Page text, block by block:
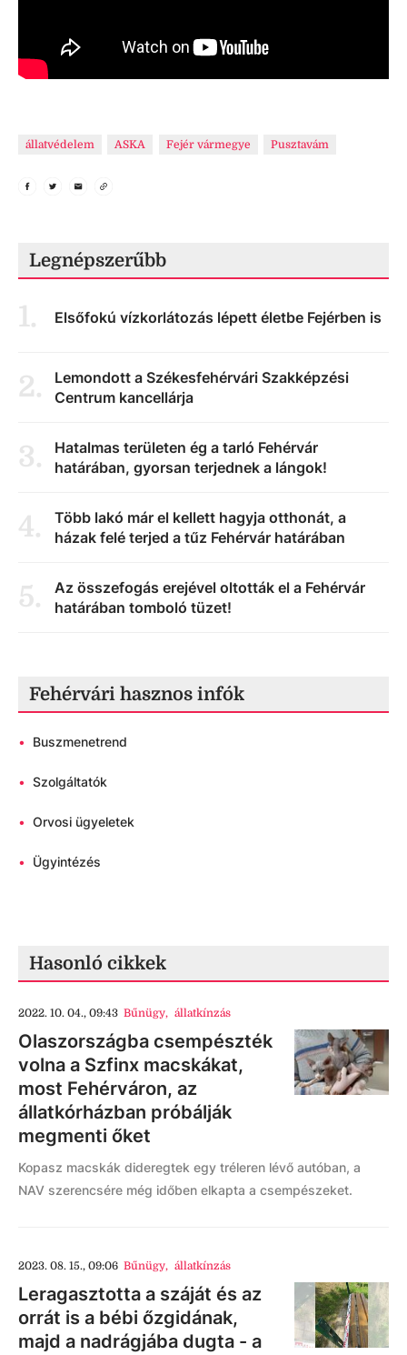
állatvédelem ASKA Fejér vármegye Pusztavám
Legnépszerűbb
1. Elsőfokú vízkorlátozás lépett életbe Fejérben is
2.
Lemondott a Székesfehérvári Szakképzési
Centrum kancellárja
3.
Hatalmas területen ég a tarló Fehérvár
határában, gyorsan terjednek a lángok!
4.
Több lakó már el kellett hagyja otthonát, a
házak felé terjed a tűz Fehérvár határában
5.
Az összefogás erejével oltották el a Fehérvár
határában tomboló tüzet!
Fehérvári hasznos infók
• Buszmenetrend
• Szolgáltatók
• Orvosi ügyeletek
• Ügyintézés
Hasonló cikkek
2022. 10. 04., 09:43 Bűnügy, állatkínzás
Olaszországba csempészték
volna a Szfinx macskákat,
most Fehérváron, az
állatkórházban próbálják
megmenti őket
Kopasz macskák dideregtek egy tréleren lévő autóban, a
NAV szerencsére még időben elkapta a csempészeket.
2023. 08. 15., 09:06 Bűnügy, állatkínzás
Leragasztotta a száját és az
orrát is a bébi őzgidának,
majd a nadrágjába dugta - a